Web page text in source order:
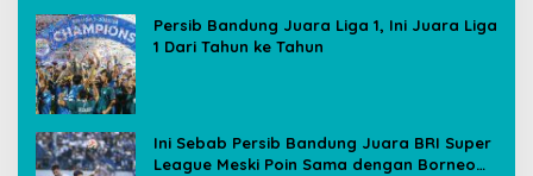
Persib Bandung Juara Liga 1, Ini Juara Liga
1 Dari Tahun ke Tahun
Ini Sebab Persib Bandung Juara BRI Super
League Meski Poin Sama dengan Borneo